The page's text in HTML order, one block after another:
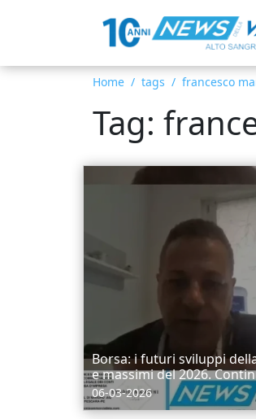
Home tags francesco
Tag:
Borsa: i futuri sviluppi
e massimi del 2026.
06-03-2026